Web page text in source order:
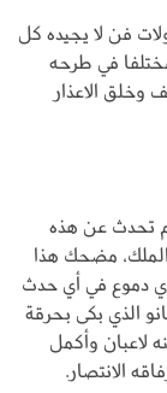
فن لا يجيده كل
في طرحه
وخلق الاعذار
تحدث عن هذه
مضحك هذا
دموع في أي حدث
الذي بكى بحرقة
لاعبان وأكمل
الانتصار.